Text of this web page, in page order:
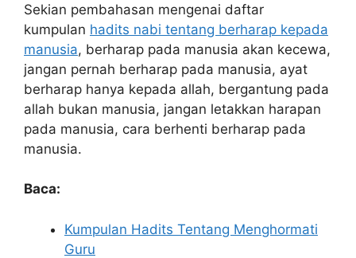
Sekian pembahasan mengenai daftar
kumpulan hadits nabi tentang berharap kepada
manusia, berharap pada manusia akan kecewa,
jangan pernah berharap pada manusia, ayat
berharap hanya kepada allah, bergantung pada
allah bukan manusia, jangan letakkan harapan
pada manusia, cara berhenti berharap pada
manusia.
Baca:
Kumpulan Hadits Tentang Menghormati
Guru